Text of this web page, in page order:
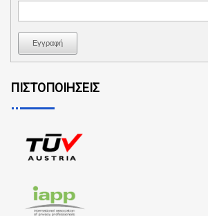
Εγγραφή
ΠΙΣΤΟΠΟΙΗΣΕΙΣ